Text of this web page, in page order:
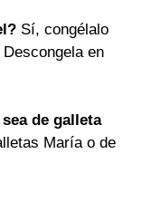
Sí, congélalo
en
de galleta
María o de